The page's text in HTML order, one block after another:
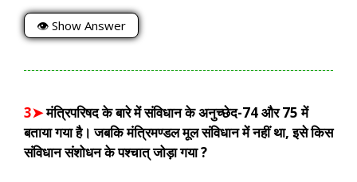
👁 Show Answer
3➤मंत्रिपरिषद के बारे में संविधान के अनुच्छेद-74 और 75 में
बताया गया है। जबकि मंत्रिमण्डल मूल संविधान में नहीं था, इसे किस
संविधान संशोधन के पश्चात् जोड़ा गया ?